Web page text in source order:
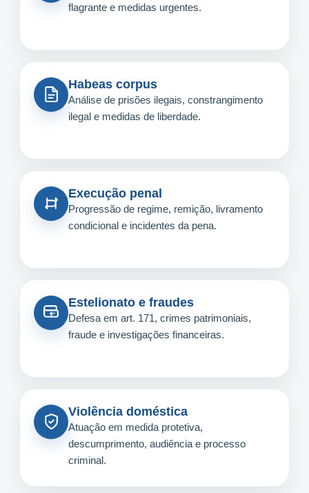
flagrante e medidas urgentes.
Habeas corpus
Análise de prisões ilegais, constrangimento
ilegal e medidas de liberdade.
Execução penal
Progressão de regime, remição, livramento
condicional e incidentes da pena.
Estelionato e fraudes
Defesa em art. 171, crimes patrimoniais,
fraude e investigações financeiras.
Violência doméstica
Atuação em medida protetiva,
descumprimento, audiência e processo
criminal.